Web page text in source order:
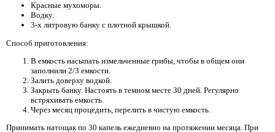
Красные мухоморы.
Водку.
3-х литровую банку с плотной крышкой.
Способ приготовления:
В емкость насыпать измельченные грибы, чтобы в общем они
заполнили 2/3 емкости.
Залить доверху водкой.
Закрыть банку. Настоять в темном месте 30 дней. Регулярно
встряхивать емкость.
Через месяц процедить, перелить в чистую емкость.
Принимать натощак по 30 капель ежедневно на протяжении месяца. При